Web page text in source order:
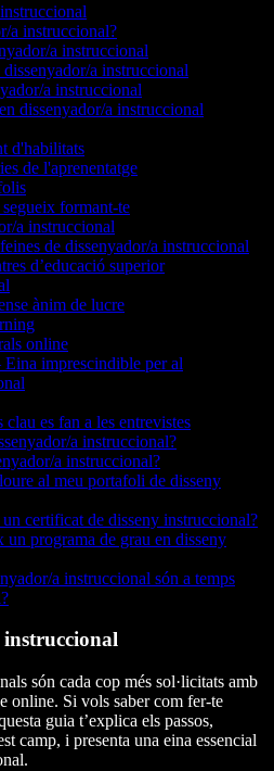
a instruccional?
a instruccional
a instruccional
a instruccional
dissenyador/a instruccional
d'habilitats
de l'aprenentatge
formant-te
a instruccional
de dissenyador/a instruccional
d’educació superior
ànim de lucre
online
imprescindible per al
clau es fan a les entrevistes
a instruccional?
a instruccional?
al meu portafoli de disseny
certificat de disseny instruccional?
un programa de grau en disseny
a instruccional són a temps
instruccional
són cada cop més sol·licitats amb
online. Si vols saber com fer-te
guia t’explica els passos,
camp, i presenta una eina essencial